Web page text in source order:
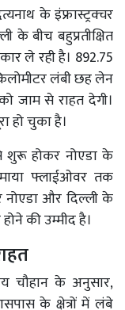
के इंफ्रास्ट्रक्चर
बीच बहुप्रतीक्षित
ले रही है। 892.75
लंबी छह लेन
जाम से राहत देगी।
हो चुका है।
शुरू होकर नोएडा के
फ्लाईओवर तक
नोएडा और दिल्ली के
की उम्मीद है।
चौहान के अनुसार,
के क्षेत्रों में लंबे